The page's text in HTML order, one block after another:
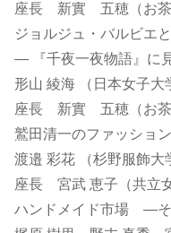
座長 新實 五穂（お茶
ジョルジュ・バルビエ
― 『千夜一夜物語』に
形山 綾海 （日本女子大
座長 新實 五穂（お茶
鷲田清一のファッショ
渡邉 彩花 （杉野服飾大
座長 宮武 恵子（共立
ハンドメイド市場 ―